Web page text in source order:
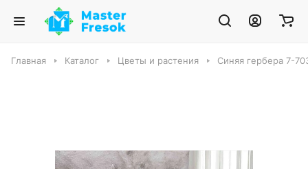
Главная Каталог Цветы и растения Синяя гербера 7-